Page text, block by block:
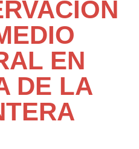
EN
DE LA